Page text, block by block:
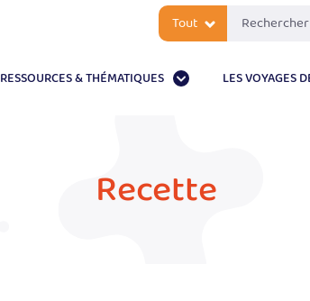
Tout
RESSOURCES & THÉMATIQUES LES VOYAGES
Recette